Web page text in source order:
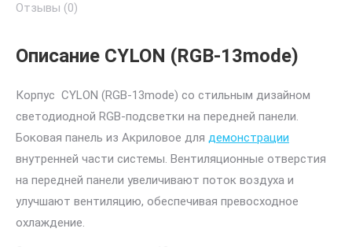
Отзывы (0)
Описание CYLON (RGB-13mode)
Корпус CYLON (RGB-13mode) со стильным дизайном
светодиодной RGB-подсветки на передней панели.
Боковая панель из Акриловое для демонстрации
внутренней части системы. Вентиляционные отверстия
на передней панели увеличивают поток воздуха и
улучшают вентиляцию, обеспечивая превосходное
охлаждение.